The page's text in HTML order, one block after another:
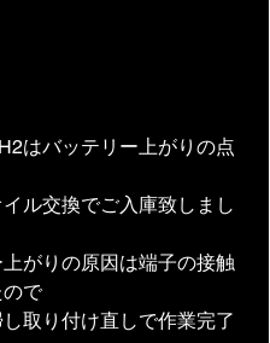
はバッテリー上がりの点
ル交換でご入庫致しまし
がりの原因は端子の接触
で
取り付け直しで作業完了